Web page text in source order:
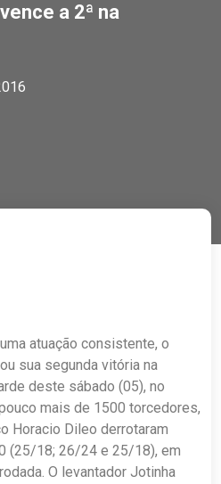
a 2ª na
atuação consistente, o
sua segunda vitória na
deste sábado (05), no
mais de 1500 torcedores,
Horacio Dileo derrotaram
(25/18; 26/24 e 25/18), em
O levantador Jotinha